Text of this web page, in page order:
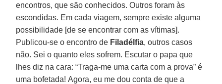
encontros, que são conhecidos. Outros foram às
escondidas. Em cada viagem, sempre existe alguma
possibilidade [de se encontrar com as vítimas].
Publicou-se o encontro de Filadélfia, outros casos
não. Sei o quanto eles sofrem. Escutar o papa que
lhes diz na cara: “Traga-me uma carta com a prova” é
uma bofetada! Agora, eu me dou conta de que a